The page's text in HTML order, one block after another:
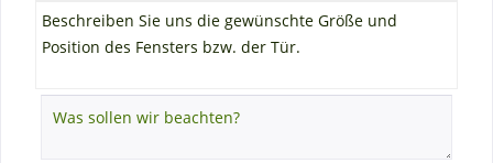
Beschreiben Sie uns die gewünschte Größe und
Position des Fensters bzw. der Tür.